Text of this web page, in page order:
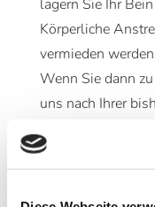
lagern Sie Ihr
Körperliche
vermieden
Wenn Sie dann
uns nach Ihrer
führen zunächst
durch. Diese
Farbe und